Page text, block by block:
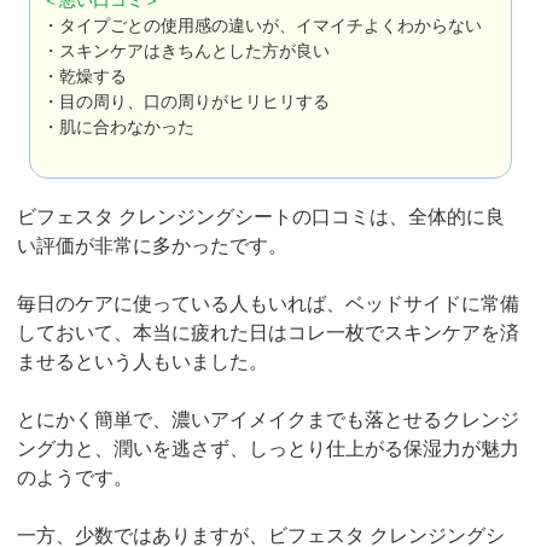
・タイプごとの使用感の違いが、イマイチよくわからない
・スキンケアはきちんとした方が良い
・乾燥する
・目の周り、口の周りがヒリヒリする
・肌に合わなかった
ビフェスタ クレンジングシートの口コミは、全体的に良
い評価が非常に多かったです。
毎日のケアに使っている人もいれば、ベッドサイドに常備
しておいて、本当に疲れた日はコレ一枚でスキンケアを済
ませるという人もいました。
とにかく簡単で、濃いアイメイクまでも落とせるクレンジ
ング力と、潤いを逃さず、しっとり仕上がる保湿力が魅力
のようです。
一方、少数ではありますが、ビフェスタ クレンジングシ